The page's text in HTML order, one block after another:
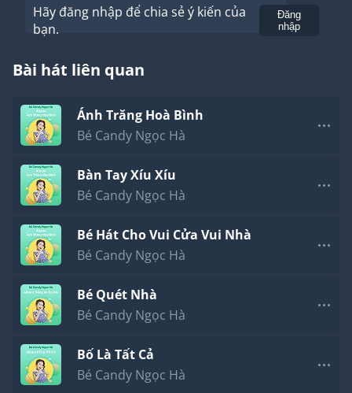
Hãy đăng nhập để chia sẻ ý kiến của
bạn.
Đăng
nhập
Bài hát liên quan
Ánh Trăng Hoà Bình
Bé Candy Ngọc Hà
Bàn Tay Xíu Xíu
Bé Candy Ngọc Hà
Bé Hát Cho Vui Cửa Vui Nhà
Bé Candy Ngọc Hà
Bé Quét Nhà
Bé Candy Ngọc Hà
Bố Là Tất Cả
Bé Candy Ngọc Hà